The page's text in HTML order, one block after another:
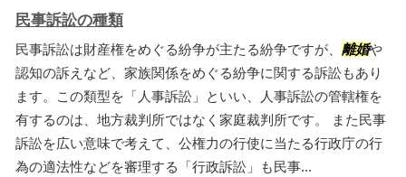
民事訴訟の種類
民事訴訟は財産権をめぐる紛争が主たる紛争ですが、 離婚や
認知の訴えなど、家族関係をめぐる紛争に関する訴訟もあり
ます。この類型を「人事訴訟」といい、人事訴訟の管轄権を
有するのは、地方裁判所ではなく家庭裁判所です。 また民事
訴訟を広い意味で考えて、公権力の行使に当たる行政庁の行
為の適法性などを審理する「行政訴訟」も民事...